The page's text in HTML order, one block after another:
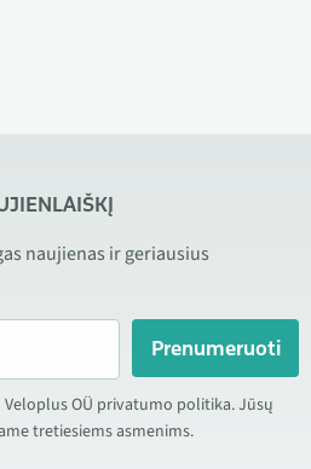
naujienas ir geriausius
Prenumeruoti
OÜ privatumo politika. Jūsų
tretiesiems asmenims.